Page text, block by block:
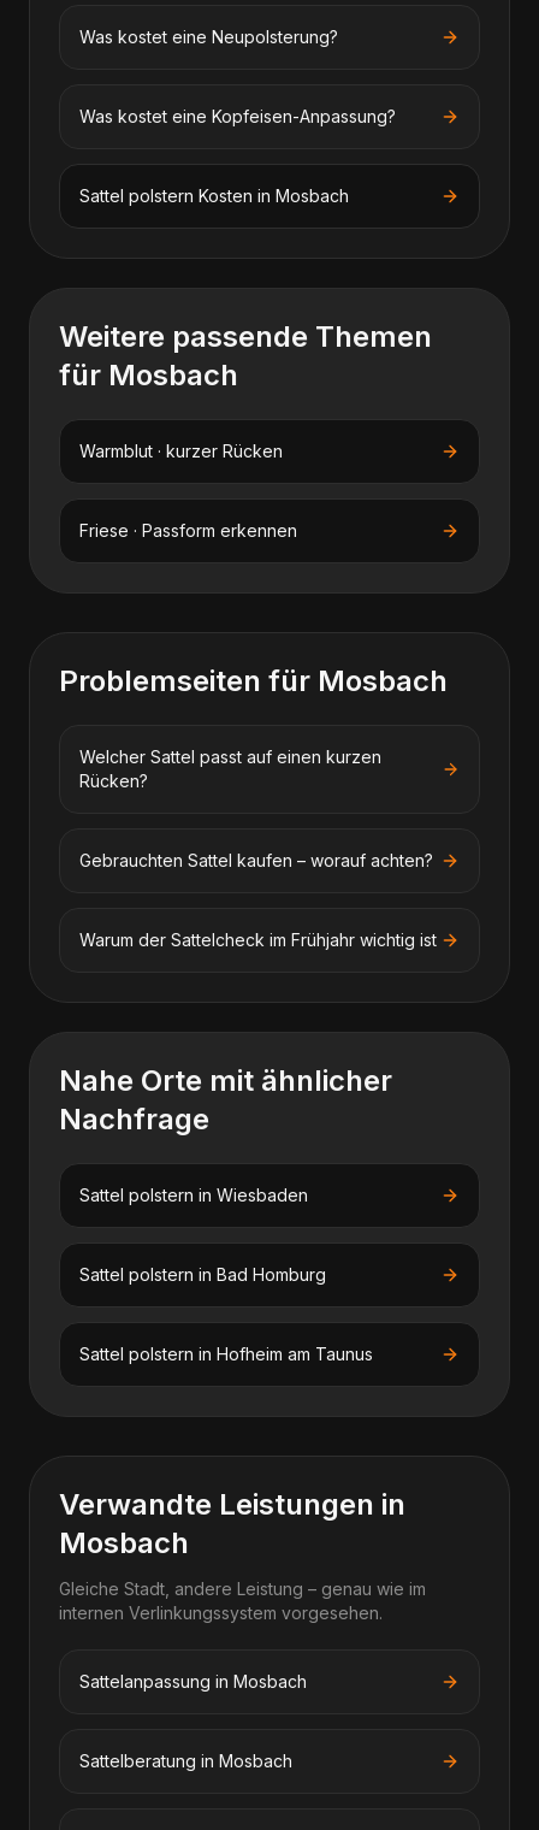
Was kostet eine Neupolsterung?
Was kostet eine Kopfeisen-Anpassung?
Sattel polstern Kosten in Mosbach
Weitere passende Themen
für Mosbach
Warmblut · kurzer Rücken
Friese · Passform erkennen
Problemseiten für Mosbach
Welcher Sattel passt auf einen kurzen
Rücken?
Gebrauchten Sattel kaufen – worauf achten?
Warum der Sattelcheck im Frühjahr wichtig ist
Nahe Orte mit ähnlicher
Nachfrage
Sattel polstern in Wiesbaden
Sattel polstern in Bad Homburg
Sattel polstern in Hofheim am Taunus
Verwandte Leistungen in
Mosbach
Gleiche Stadt, andere Leistung – genau wie im
internen Verlinkungssystem vorgesehen.
Sattelanpassung in Mosbach
Sattelberatung in Mosbach